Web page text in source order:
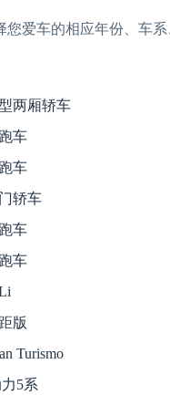
您爱车的相应年份、车
两厢轿车
车
车
轿车
车
车
版
Turismo
5系